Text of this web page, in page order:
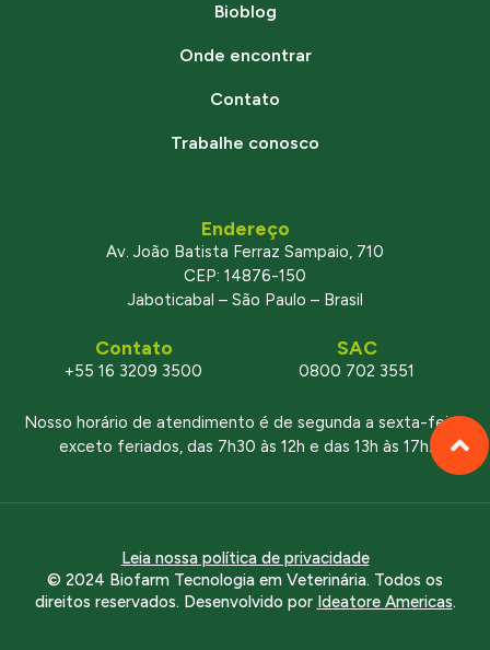
Bioblog
Onde encontrar
Contato
Trabalhe conosco
Endereço
Av. João Batista Ferraz Sampaio, 710
CEP: 14876-150
Jaboticabal – São Paulo – Brasil
Contato
+55 16 3209 3500
SAC
0800 702 3551
Nosso horário de atendimento é de segunda a sexta-feira,
exceto feriados, das 7h30 às 12h e das 13h às 17h.
Leia nossa política de privacidade
© 2024 Biofarm Tecnologia em Veterinária. Todos os
direitos reservados. Desenvolvido por Ideatore Americas.